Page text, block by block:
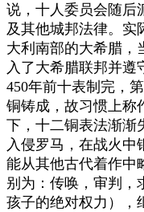
说，十人委员会随后
及其他城邦法律。实
大利南部的大希腊，
入了大希腊联邦并
450年前十表制完，
铜铸成，故习惯上称
下，十二铜表法渐渐
入侵罗马，在战火中
能从其他古代着作中
别为：传唤，审判，
孩子的绝对权力），